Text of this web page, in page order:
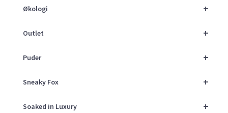
+
Økologi
+
Outlet
+
Puder
+
Sneaky Fox
+
Soaked in Luxury